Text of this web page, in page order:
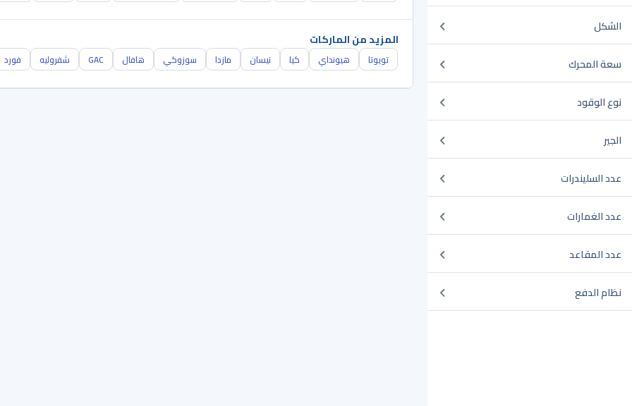
الشكل
سعة المحرك
نوع الوقود
الجير
عدد السليندرات
عدد الغمارات
عدد المقاعد
نظام الدفع
المزيد من الماركات
تويوتا هيونداي كيا نيسان مازدا سوزوكي هافال GAC شفروليه فورد